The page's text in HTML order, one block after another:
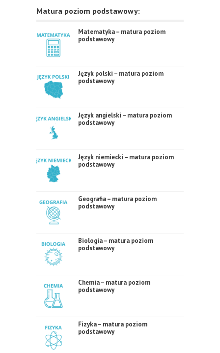
Matura poziom podstawowy:
Matematyka – matura poziom
podstawowy
Język polski – matura poziom
podstawowy
Język angielski – matura poziom
podstawowy
Język niemiecki – matura poziom
podstawowy
Geografia – matura poziom
podstawowy
Biologia – matura poziom
podstawowy
Chemia – matura poziom
podstawowy
Fizyka – matura poziom
podstawowy